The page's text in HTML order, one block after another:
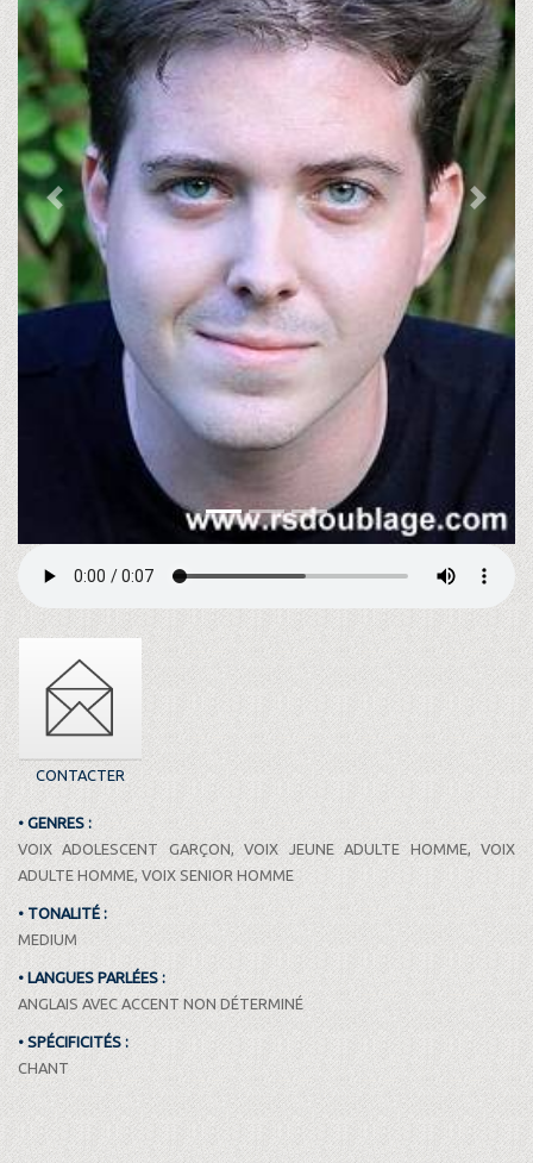
Previous Next
CONTACTER
• GENRES :
VOIX ADOLESCENT GARÇON, VOIX JEUNE ADULTE HOMME, VOIX
ADULTE HOMME, VOIX SENIOR HOMME
• TONALITÉ :
MEDIUM
• LANGUES PARLÉES :
ANGLAIS AVEC ACCENT NON DÉTERMINÉ
• SPÉCIFICITÉS :
CHANT